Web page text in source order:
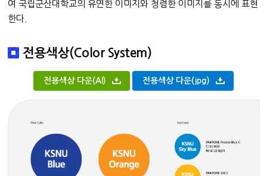
여 국립군산대학교의 유연한 이미지와 청렴한 이미지를 동시에 표현
한다.
전용색상(Color System)
전용색상 다운(AI) 전용색상 다운(jpg)